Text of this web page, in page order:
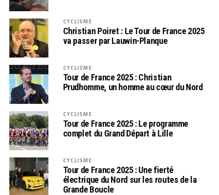
CYCLISME
Christian Poiret : Le Tour de France 2025
va passer par Lauwin-Planque
CYCLISME
Tour de France 2025 : Christian
Prudhomme, un homme au cœur du Nord
CYCLISME
Tour de France 2025 : Le programme
complet du Grand Départ à Lille
CYCLISME
Tour de France 2025 : Une fierté
électrique du Nord sur les routes de la
Grande Boucle